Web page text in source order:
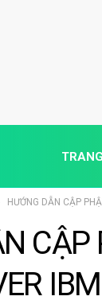
HƯỚNG DẪN CẬP